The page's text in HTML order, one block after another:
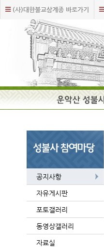
메
뉴
문
내
(사)대한불교삼계종 바로가기
주
요
공지사항
자유게시판
포토갤러리
동영상갤러리
자료실